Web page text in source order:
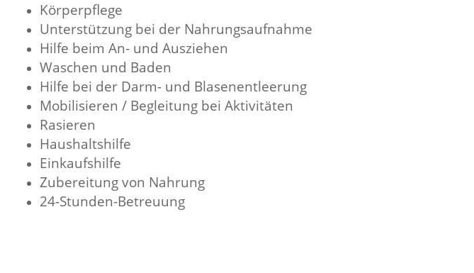
Körperpflege
Unterstützung bei der Nahrungsaufnahme
Hilfe beim An- und Ausziehen
Waschen und Baden
Hilfe bei der Darm- und Blasenentleerung
Mobilisieren / Begleitung bei Aktivitäten
Rasieren
Haushaltshilfe
Einkaufshilfe
Zubereitung von Nahrung
24-Stunden-Betreuung